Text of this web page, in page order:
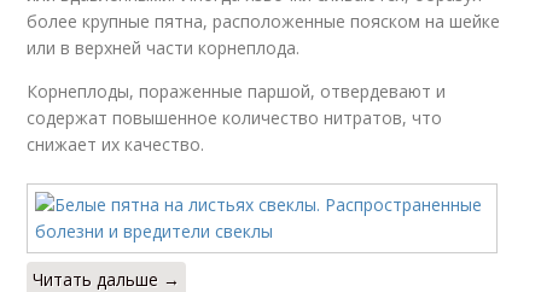
более крупные пятна, расположенные пояском на шейке
или в верхней части корнеплода.
Корнеплоды, пораженные паршой, отвердевают и
содержат повышенное количество нитратов, что
снижает их качество.
Читать дальше →